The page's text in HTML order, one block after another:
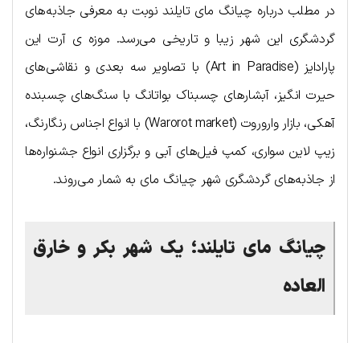
در مطلب درباره چیانگ مای تایلند نوبت به معرفی جاذبه‌های
گردشگری این شهر زیبا و تاریخی می‌رسد. موزه ی آرت این
پارادایز (Art in Paradise) با تصاویر سه بعدی و نقاشی‌های
حیرت انگیز، آبشار‌های چسبناک بواتانگ با سنگ‌های چسبنده
آهکی، بازار واروروت (Warorot market) با انواع اجناس رنگارنگ،
زیپ لاین سواری، کمپ فیل‌های آبی و برگزاری انواع جشنواره‌ها
از جاذبه‌های گردشگری شهر چیانگ مای به شمار می‌روند.
چیانگ مای تایلند؛ یک شهر بکر و خارق
العاده